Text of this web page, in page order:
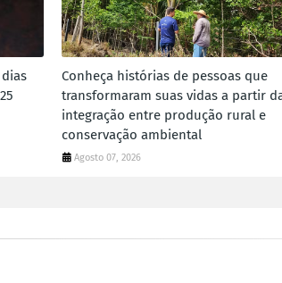
Conheça histórias de pessoas que
transformaram suas vidas a partir
integração entre produção rural e
conservação ambiental
Agosto 07, 2026